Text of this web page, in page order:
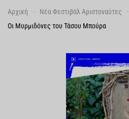
Αρχική Νέα Φεστιβάλ Αριστοναύτες
Οι Μυρμιδόνες του Τάσου Μπούρα